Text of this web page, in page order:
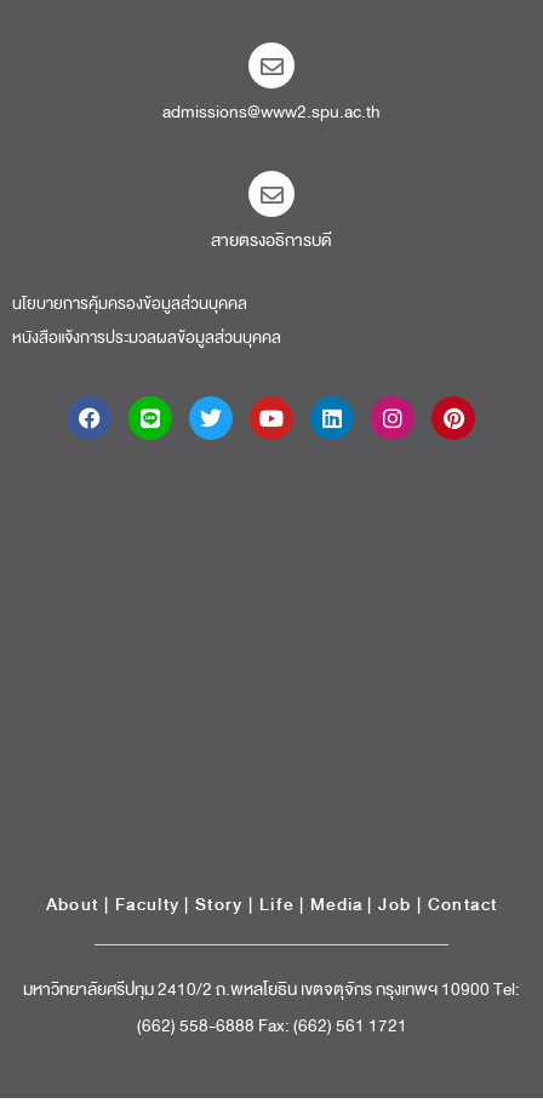
admissions@www2.spu.ac.th
สายตรงอธิการบดี​
นโยบายการคุ้มครองข้อมูลส่วนบุคคล
หนังสือแจ้งการประมวลผลข้อมูลส่วนบุคคล